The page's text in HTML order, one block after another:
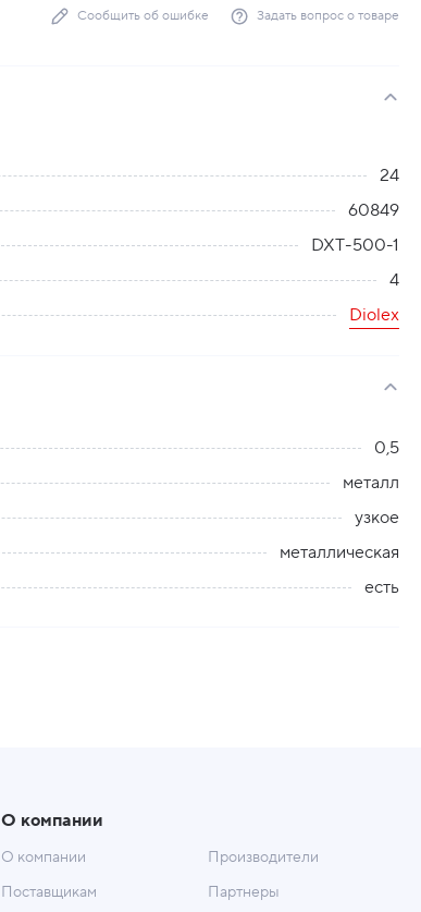
Сообщить об ошибке Задать вопрос о товаре
24
60849
DXT-500-1
4
Diolex
0,5
металл
узкое
металлическая
есть
О компании
О компании
Поставщикам
Производители
Партнеры